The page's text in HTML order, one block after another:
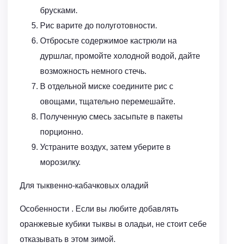
брусками.
Рис варите до полуготовности.
Отбросьте содержимое кастрюли на
дуршлаг, промойте холодной водой, дайте
возможность немного стечь.
В отдельной миске соедините рис с
овощами, тщательно перемешайте.
Полученную смесь засыпьте в пакеты
порционно.
Устраните воздух, затем уберите в
морозилку.
Для тыквенно-кабачковых оладий
Особенности . Если вы любите добавлять
оранжевые кубики тыквы в оладьи, не стоит себе
отказывать в этом зимой.